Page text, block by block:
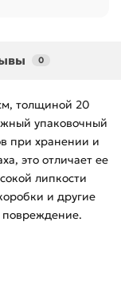
0
толщиной 20
упаковочный
при хранении и
это отличает ее
липкости
и другие